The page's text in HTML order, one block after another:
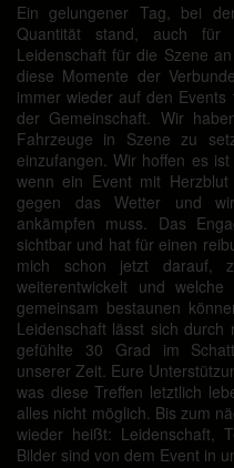
Ein gelungener Tag, bei
Quantität stand, auch
Leidenschaft für die Szene
diese Momente der
immer wieder auf den
der Gemeinschaft. Wir
Fahrzeuge in Szene zu
einzufangen. Wir hoffen es
wenn ein Event mit
gegen das Wetter und
ankämpfen muss. Das
sichtbar und hat für einen
mich schon jetzt darauf,
weiterentwickelt und
gemeinsam bestaunen
Leidenschaft lässt sich
gefühlte 30 Grad im
unserer Zeit. Eure
was diese Treffen letztlich
alles nicht möglich. Bis zum
wieder heißt: Leidenschaft,
Bilder sind von dem Event in